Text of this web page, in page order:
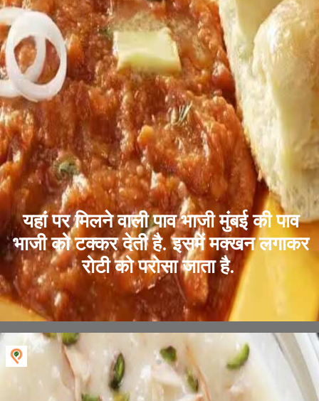
यहां पर मिलने वाली पाव भाजी मुंबई की पाव
भाजी को टक्कर देती है. इसमें मक्खन लगाकर
रोटी को परोसा जाता है.